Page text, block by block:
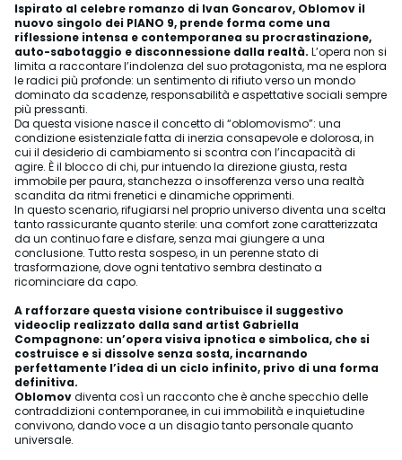
Ispirato al celebre romanzo di Ivan Goncarov, Oblomov il
nuovo singolo dei PIANO 9, prende forma come una
riflessione intensa e contemporanea su procrastinazione,
auto-sabotaggio e disconnessione dalla realtà. L’opera non si
limita a raccontare l’indolenza del suo protagonista, ma ne esplora
le radici più profonde: un sentimento di rifiuto verso un mondo
dominato da scadenze, responsabilità e aspettative sociali sempre
più pressanti.
Da questa visione nasce il concetto di “oblomovismo”: una
condizione esistenziale fatta di inerzia consapevole e dolorosa, in
cui il desiderio di cambiamento si scontra con l’incapacità di
agire. È il blocco di chi, pur intuendo la direzione giusta, resta
immobile per paura, stanchezza o insofferenza verso una realtà
scandita da ritmi frenetici e dinamiche opprimenti.
In questo scenario, rifugiarsi nel proprio universo diventa una scelta
tanto rassicurante quanto sterile: una comfort zone caratterizzata
da un continuo fare e disfare, senza mai giungere a una
conclusione. Tutto resta sospeso, in un perenne stato di
trasformazione, dove ogni tentativo sembra destinato a
ricominciare da capo.
A rafforzare questa visione contribuisce il suggestivo
videoclip realizzato dalla sand artist Gabriella
Compagnone: un’opera visiva ipnotica e simbolica, che si
costruisce e si dissolve senza sosta, incarnando
perfettamente l’idea di un ciclo infinito, privo di una forma
definitiva.
Oblomovdiventa così un racconto che è anche specchio delle
contraddizioni contemporanee, in cui immobilità e inquietudine
convivono, dando voce a un disagio tanto personale quanto
universale.